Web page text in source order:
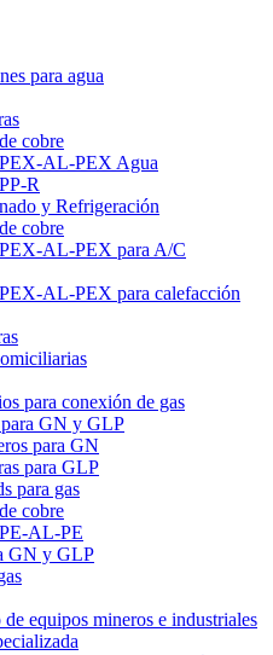
para agua
cobre
PEX-AL-PEX Agua
R
y Refrigeración
cobre
PEX-AL-PEX para A/C
AL-PEX para calefacción
para conexión de gas
GN y GLP
para GN
para GLP
para gas
cobre
AL-PE
GN y GLP
equipos mineros e industriales